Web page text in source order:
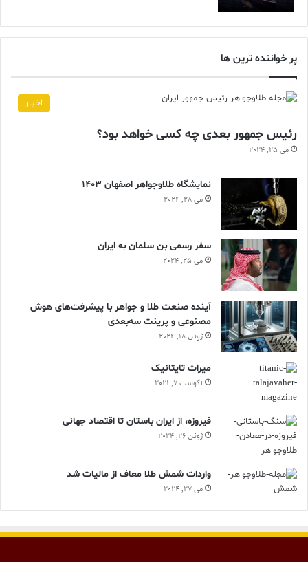
پر خواننده ترین ها
اخبار
رئیس جمهور بعدی چه کسی خواهد بود؟
می 25, 2024
نمایشگاه طلاوجواهر اصفهان 1403
می 28, 2024
سفر رسمی بن سلمان به ایران
می 25, 2024
آینده صنعت طلا و جواهر با پیشرفت‌های هوش
مصنوعی و پرینت سه‌بعدی
ژوئن 18, 2024
ميراث تايتانيک
آگوست 7, 2021
فیروزه، از ایران باستان تا اقتصاد جهانی
ژوئن 26, 2024
واردات شمش طلا معاف از مالیات شد
می 27, 2024